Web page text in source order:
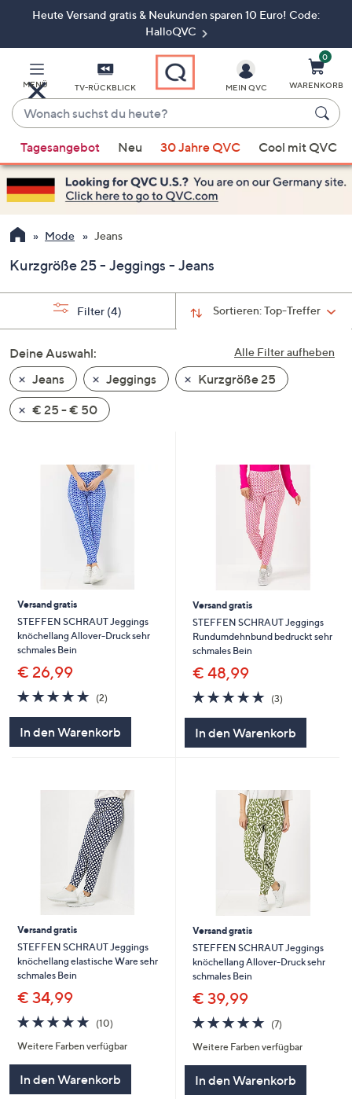
ZumHeute Versand gratis & Neukunden sparen 10 Euro! Code:
HalloQVC
MENÜ TV-RÜCKBLICK
Wonach
suchst
du
heute?
Vorschläge
verfügbar
sind,
verwenden
Sie
Pfeiltasten
nach
und
nach
unten
oder
wischen
Sie
anzuzeigen.
MEIN QVC
0
WARENKORB
Tagesangebot Neu 30 Jahre QVC Cool mit QVC
Mode Jeans
Kurzgröße 25 - Jeggings - Jeans
Sortieren:Top-Treffer
Filter (4)
Alle Filter aufheben
Deine Auswahl:
Jeans
Jeggings
Kurzgröße 25
€ 25 - € 50
Versand gratis
STEFFEN SCHRAUT Jeggings
knöchellang Allover-Druck sehr
schmales Bein
€ 26,99
5.0
von
(2)2
In den Warenkorb
Versand gratis
STEFFEN SCHRAUT Jeggings
Rundumdehnbund bedruckt sehr
schmales Bein
€ 48,99
5.0
von
(3)3
In den Warenkorb
Versand gratis
STEFFEN SCHRAUT Jeggings
knöchellang elastische Ware sehr
schmales Bein
€ 34,99
4.9
von
5
(10)10
Weitere Farben verfügbar
In den Warenkorb
Versand gratis
STEFFEN SCHRAUT Jeggings
knöchellang Allover-Druck sehr
schmales Bein
€ 39,99
4.9
von
5
(7)7
Weitere Farben verfügbar
In den Warenkorb